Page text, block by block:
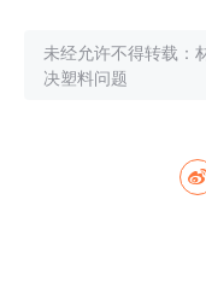
未经允许不得转载：
决塑料问题